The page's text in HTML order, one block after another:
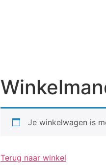
Je winkelwagen is
Terug naar winkel